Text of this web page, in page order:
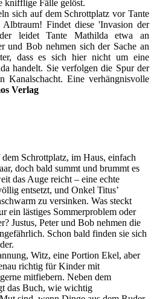
knifflige Fälle gelöst.
sich auf dem Schrottplatz vor Tante
Findet diese 'Invasion der
leidet Tante Mathilda etwa an
und Bob nehmen sich der Sache an
dass es sich hier nicht um eine
handelt. Sie verfolgen die Spur der
Kanalschacht. Eine verhängnisvolle
Verlag
Schrottplatz, im Haus, einfach
doch bald summt und brummt es
das Auge reicht – eine echte
entsetzt, und Onkel Titus’
zu versinken. Was steckt
ein lästiges Sommerproblem oder
Justus, Peter und Bob nehmen die
Schon bald finden sie sich
Witz, eine Portion Ekel, aber
richtig für Kinder mit
mitfiebern. Neben dem
das Buch, wie wichtig